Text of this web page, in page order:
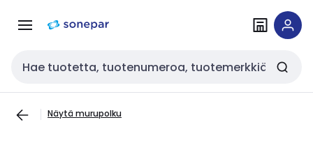
navigointiinsisältöön
Haku
Näytä murupolku